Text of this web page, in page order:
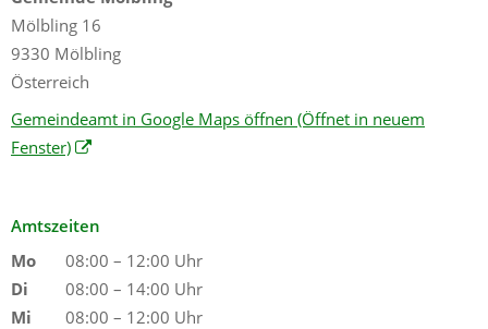
Mölbling 16
9330 Mölbling
Österreich
Gemeindeamt in Google Maps öffnen (Öffnet in neuem
Fenster)
Amtszeiten
Mo
08:00 – 12:00 Uhr
Di
08:00 – 14:00 Uhr
Mi
08:00 – 12:00 Uhr